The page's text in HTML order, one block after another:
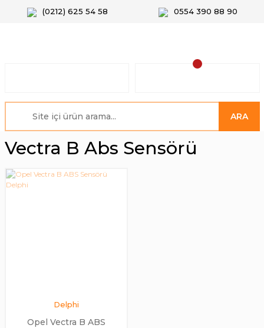
(0212) 625 54 58 0554 390 88 90
ARA
Vectra B Abs Sensörü
Delphi
Opel Vectra B ABS